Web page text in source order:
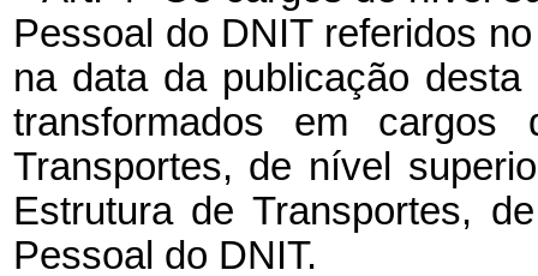
Pessoal do DNIT referidos
na data da publicação
transformados em
Transportes, de nível
Estrutura de Transportes,
Pessoal do DNIT.